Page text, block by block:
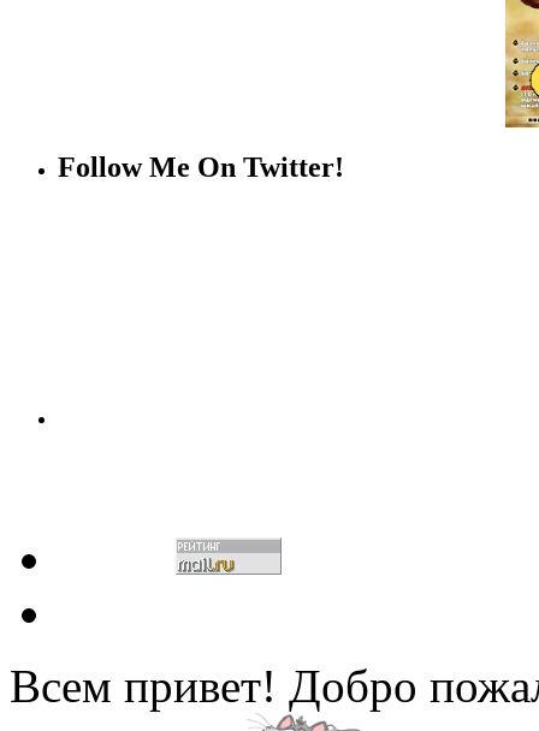
Follow Me On Twitter!
Всем привет! Добро